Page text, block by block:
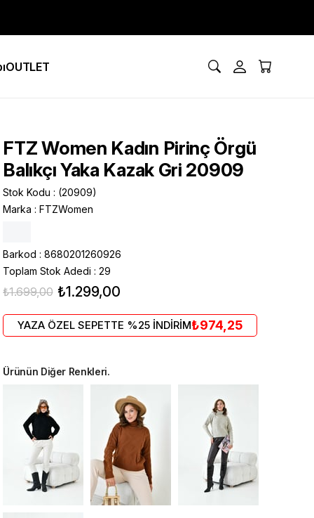
OUTLET
FTZ Women Kadın Pirinç Örgü
Balıkçı Yaka Kazak Gri 20909
Stok Kodu
(20909)
Marka : FTZWomen
Barkod : 8680201260926
Toplam Stok Adedi : 29
₺1.699,00 ₺1.299,00
YAZA ÖZEL SEPETTE %25 İNDİRİM₺974,25
Ürünün Diğer Renkleri.